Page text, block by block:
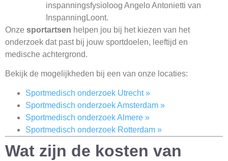
inspanningsfysioloog Angelo Antonietti van
InspanningLoont.
Onze sportartsen helpen jou bij het kiezen van het
onderzoek dat past bij jouw sportdoelen, leeftijd en
medische achtergrond.
Bekijk de mogelijkheden bij een van onze locaties:
Sportmedisch onderzoek Utrecht »
Sportmedisch onderzoek Amsterdam »
Sportmedisch onderzoek Almere »
Sportmedisch onderzoek Rotterdam »
Wat zijn de kosten van